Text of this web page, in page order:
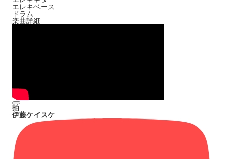
エレキベース
ドラム
楽曲詳細
拍
伊藤ケイスケ